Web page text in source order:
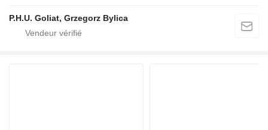
P.H.U. Goliat, Grzegorz Bylica